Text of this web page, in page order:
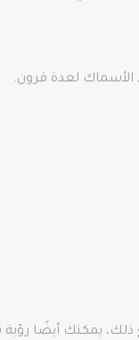
الأسماك لعدة قرون.
منذ سنوات. ومع ذلك،